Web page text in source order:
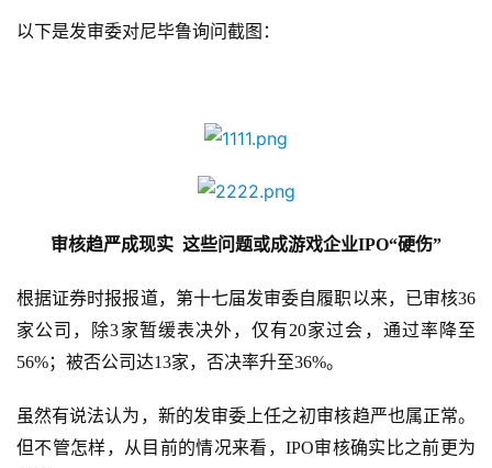
以下是发审委对尼毕鲁询问截图：
审核趋严成现实  这些问题或成游戏企业IPO“硬伤”
根据证券时报报道，第十七届发审委自履职以来，已审核36
家公司，除3家暂缓表决外，仅有20家过会，通过率降至
56%；被否公司达13家，否决率升至36%。
虽然有说法认为，新的发审委上任之初审核趋严也属正常。
但不管怎样，从目前的情况来看，IPO审核确实比之前更为